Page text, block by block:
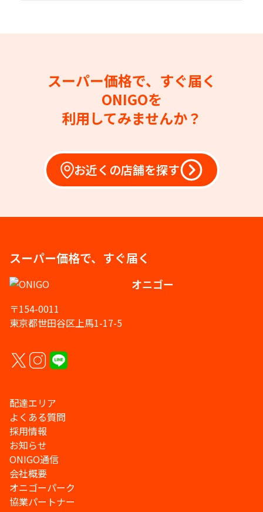
スーパー価格で、すぐ届く
ONIGOを
利用してみませんか？
お近くの店舗を探す
スーパー価格で、すぐ届く
オニゴー
〒154-0011
東京都世田谷区上馬1-17-5
配達エリア
よくある質問
採用情報
お知らせ
ONIGO通信
会社概要
オニゴーパーク
協業パートナー